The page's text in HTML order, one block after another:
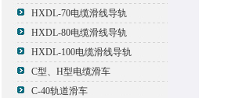
HXDL-70电缆滑线导轨
HXDL-80电缆滑线导轨
HXDL-100电缆滑线导轨
C型、H型电缆滑车
C-40轨道滑车